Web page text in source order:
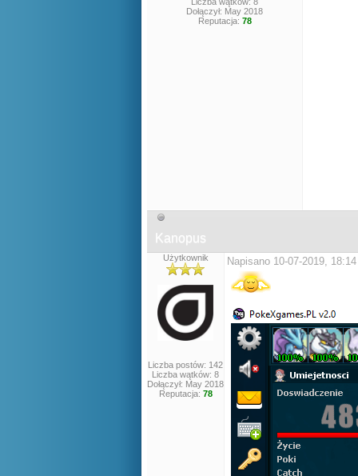
Dołączył: May 2018
Reputacja: 78
Kanopus
Użytkownik
Liczba postów: 142
Liczba wątków: 8
Dołączył: May 2018
Reputacja: 78
Napisano 10-07-2019, 18:14